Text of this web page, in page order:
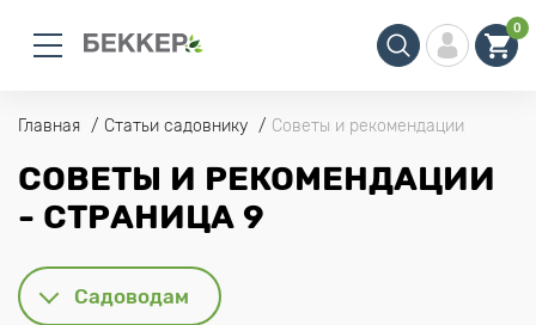
0
Главная Статьи садовнику Советы и рекомендации
СОВЕТЫ И РЕКОМЕНДАЦИИ
- СТРАНИЦА 9
Садоводам